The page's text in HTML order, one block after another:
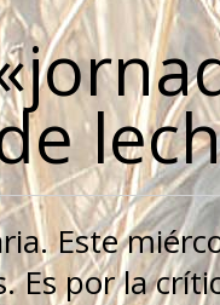
Este
Es por la